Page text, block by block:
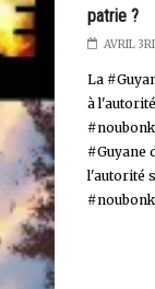
patrie ?
AVRIL
La
à
#Guyane
l'autorité